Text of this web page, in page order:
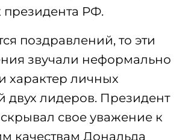
РФ.
поздравлений, то эти
звучали неформально
характер личных
двух лидеров. Президент
свое уважение к
качествам Дональда